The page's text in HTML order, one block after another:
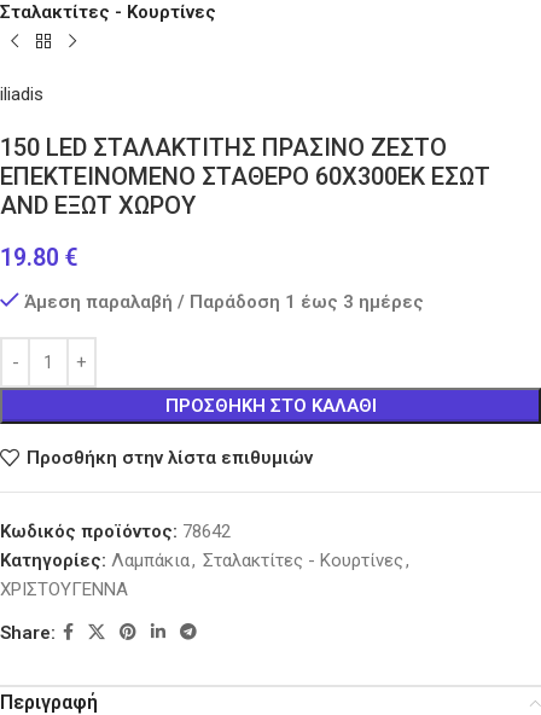
Σταλακτίτες - Κουρτίνες
iliadis
150 LED ΣΤΑΛΑΚΤΙΤΗΣ ΠΡΑΣΙΝΟ ΖΕΣΤΟ
ΕΠΕΚΤΕΙΝΟΜΕΝΟ ΣΤΑΘΕΡΟ 60Χ300ΕΚ ΕΣΩΤ
AND ΕΞΩΤ ΧΩΡΟΥ
19.80 €
Άμεση παραλαβή / Παράδοση 1 έως 3 ημέρες
ΠΡΟΣΘΉΚΗ ΣΤΟ ΚΑΛΆΘΙ
Προσθήκη στην λίστα επιθυμιών
Κωδικός προϊόντος: 78642
Κατηγορίες: Λαμπάκια, Σταλακτίτες - Κουρτίνες,
ΧΡΙΣΤΟΥΓΕΝΝΑ
Share:
Περιγραφή